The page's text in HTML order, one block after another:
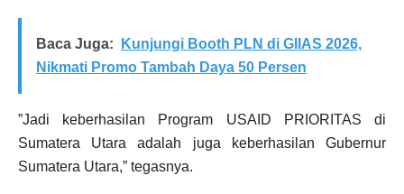
Baca Juga:
Kunjungi Booth PLN di GIIAS 2026,
Nikmati Promo Tambah Daya 50 Persen
”Jadi keberhasilan Program USAID PRIORITAS di
Sumatera Utara adalah juga keberhasilan Gubernur
Sumatera Utara,” tegasnya.